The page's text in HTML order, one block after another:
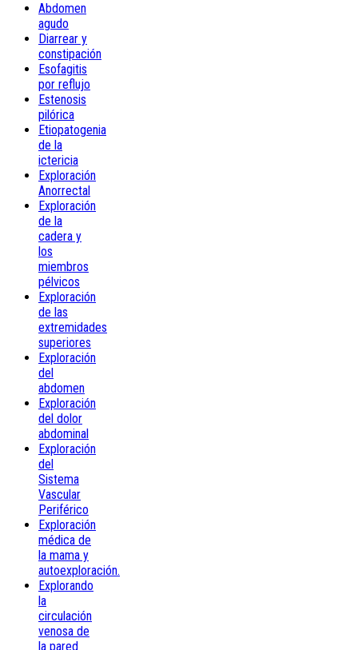
Abdomen
agudo
Diarrear y
constipación
Esofagitis
por reflujo
Estenosis
pilórica
Etiopatogenia
de la
ictericia
Exploración
Anorrectal
Exploración
de la
cadera y
los
miembros
pélvicos
Exploración
de las
extremidades
superiores
Exploración
del
abdomen
Exploración
del dolor
abdominal
Exploración
del
Sistema
Vascular
Periférico
Exploración
médica de
la mama y
autoexploración.
Explorando
la
circulación
venosa de
la pared